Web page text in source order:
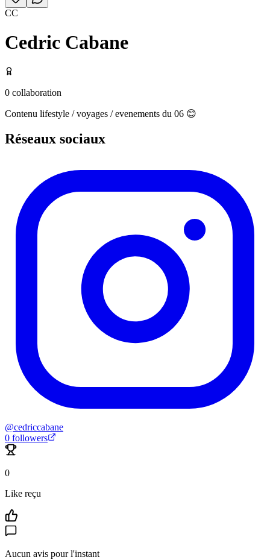
CC
Cedric Cabane
0 collaboration
Contenu lifestyle / voyages / evenements du 06 😊
Réseaux sociaux
@cedriccabane
0 followers
0
Like reçu
Aucun avis pour l'instant